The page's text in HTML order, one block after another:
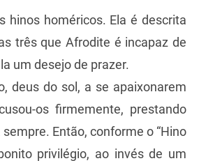
hinos homéricos. Ela é descrita
três que Afrodite é incapaz de
um desejo de prazer.
deus do sol, a se apaixonarem
os firmemente, prestando
Então, conforme o “Hino
privilégio, ao invés de um